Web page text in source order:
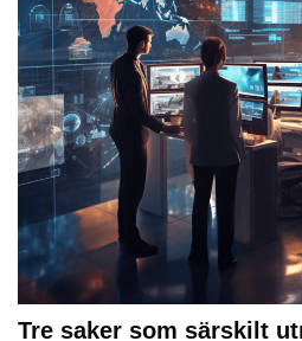
Tre saker som särskilt